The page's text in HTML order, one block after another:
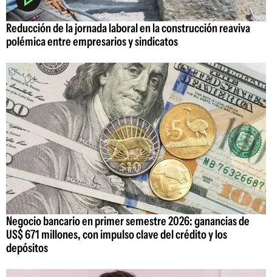
Reducción de la jornada laboral en la construcción reaviva
polémica entre empresarios y sindicatos
Negocio bancario en primer semestre 2026: ganancias de
US$ 671 millones, con impulso clave del crédito y los
depósitos